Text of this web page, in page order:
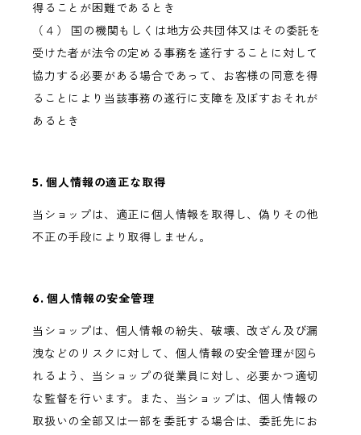
得ることが困難であるとき
（４） 国の機関もしくは地方公共団体又はその委託を
受けた者が法令の定める事務を遂行することに対して
協力する必要がある場合であって、お客様の同意を得
ることにより当該事務の遂行に支障を及ぼすおそれが
あるとき
5. 個人情報の適正な取得
当ショップは、適正に個人情報を取得し、偽りその他
不正の手段により取得しません。
6. 個人情報の安全管理
当ショップは、個人情報の紛失、破壊、改ざん及び漏
洩などのリスクに対して、個人情報の安全管理が図ら
れるよう、当ショップの従業員に対し、必要かつ適切
な監督を行います。また、当ショップは、個人情報の
取扱いの全部又は一部を委託する場合は、委託先にお